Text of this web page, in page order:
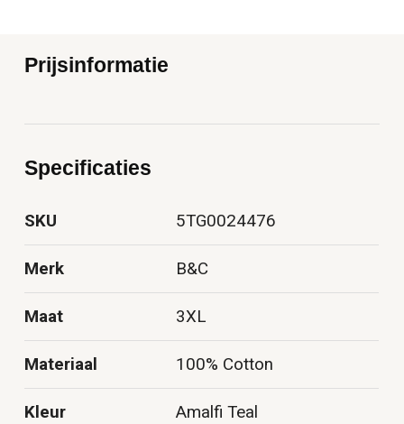
Prijsinformatie
Specificaties
SKU 5TG0024476
Merk B&C
Maat 3XL
Materiaal 100% Cotton
Kleur Amalfi Teal